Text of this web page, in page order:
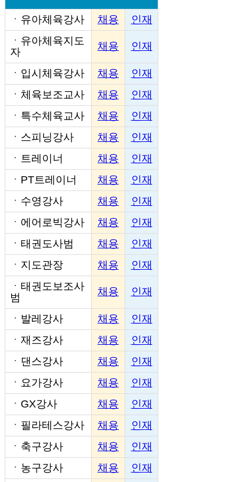
ㆍ 유아체육강사 채용
인재
ㆍ 유아체육지도
자
채용 인재
ㆍ 입시체육강사 채용
인재
ㆍ 체육보조교사 채용
인재
ㆍ 특수체육교사 채용
인재
ㆍ 스피닝강사 채용
인재
ㆍ 트레이너 채용
인재
ㆍ PT트레이너 채용
인재
ㆍ 수영강사 채용
인재
ㆍ 에어로빅강사 채용
인재
ㆍ 태권도사범 채용
인재
ㆍ 지도관장 채용
인재
ㆍ 태권도보조사
범
채용 인재
ㆍ 발레강사 채용
인재
ㆍ 재즈강사 채용
인재
ㆍ 댄스강사 채용
인재
ㆍ 요가강사 채용
인재
ㆍ GX강사 채용
인재
ㆍ 필라테스강사 채용
인재
ㆍ 축구강사 채용
인재
ㆍ 농구강사 채용
인재